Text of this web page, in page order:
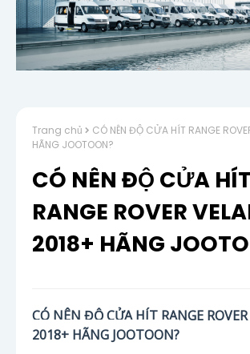
Trang chủ
CÓ NÊN ĐỘ CỬA HÍT RANGE
HÃNG JOOTOON?
CÓ NÊN ĐỘ CỬA HÍT
RANGE ROVER
2018+ HÃNG
CÓ NÊN ĐỘ CỬA HÍT RANGE ROVER
2018+ HÃNG JOOTOON?